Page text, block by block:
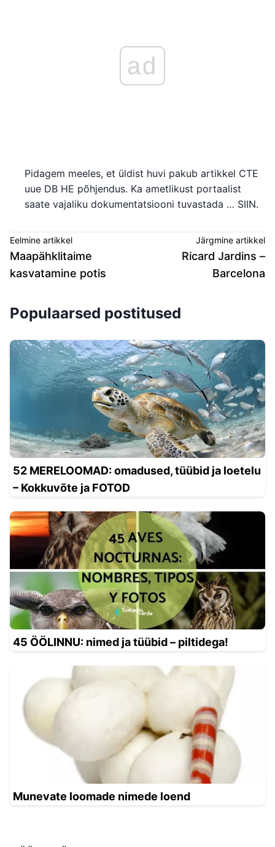
ad
Pidagem meeles, et üldist huvi pakub artikkel CTE
uue DB HE põhjendus. Ka ametlikust portaalist
saate vajaliku dokumentatsiooni tuvastada … SIIN.
Eelmine artikkel
Maapähklitaime
kasvatamine potis
Järgmine artikkel
Ricard Jardins –
Barcelona
Populaarsed postitused
52 MERELOOMAD: omadused, tüübid ja loetelu
– Kokkuvõte ja FOTOD
45 ÖÖLINNU: nimed ja tüübid – piltidega!
Munevate loomade nimede loend